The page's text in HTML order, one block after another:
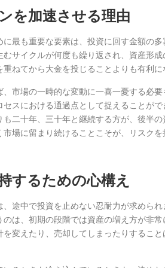
を加速させる理由
最も重要な要素は、投資に回す金額の
サイクルが何度も繰り返され、資産形
ねてから大金を投じることよりも有利に
市場の一時的な変動に一喜一憂する必
スにおける通過点として捉えることが
二十年、三十年と継続する方が、後半
場に留まり続けることこそが、リスク
するための心構え
途中で投資を止めない忍耐力が求めら
は、初期の段階では資産の増え方が非
変えたり、売却してしまったりするこ